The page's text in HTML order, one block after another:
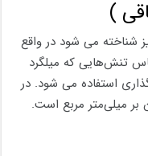
)
پرند آج جناقی که با نام آج400 نیز شناخته می شود در واقع
همان میلگرد A3 است. نام آج400 بر اساس تنش‎‌هایی که میلگرد
استفاده می شود. در